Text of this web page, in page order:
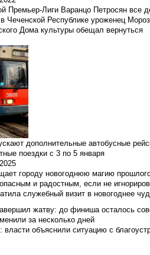
Премьер-Лиги Варанцо Петросян все
Чеченской Республике уроженец
Дома культуры обещал вернуться
дополнительные автобусные
поездки с 3 по 5 января
городу новогоднюю магию
и радостным, если не
служебный визит в новогоднее
жатву: до финиша осталось
за несколько дней
объяснили ситуацию с